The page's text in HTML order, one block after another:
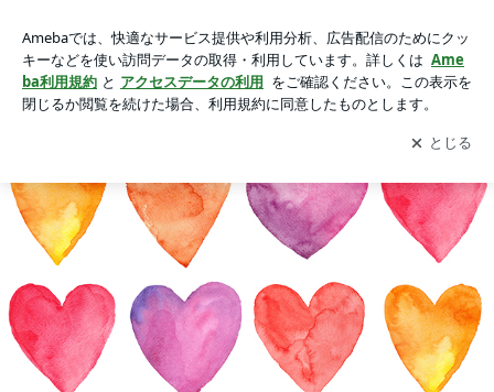
読みカウンセラー望月えみこ
アプリをダウンロードして ブログの更新通知
を受け取りまし
ょう。
開く